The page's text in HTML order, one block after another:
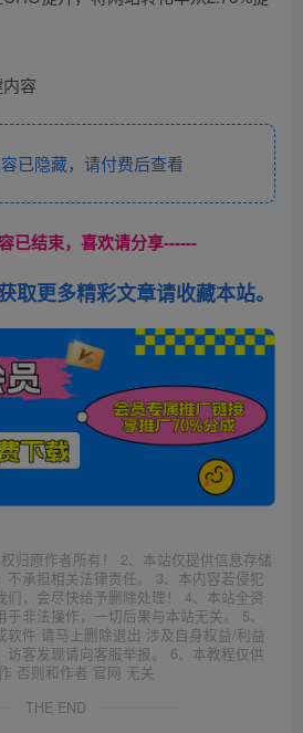
容
已隐藏，请付费后查看
已结束，喜欢请分享------
取更多精彩文章请收藏本站。
归原作者所有！ 2、本站仅提供信息存储
不承担相关法律责任。 3、本内容若侵犯
们，会尽快给予删除处理！ 4、本站全资
非法操作，一切后果与本站无关。 5、
软件 请马上删除退出 涉及自身权益/利益
访客发现请向客服举报。 6、本教程仅供
否则和作者 官网 无关
THE END